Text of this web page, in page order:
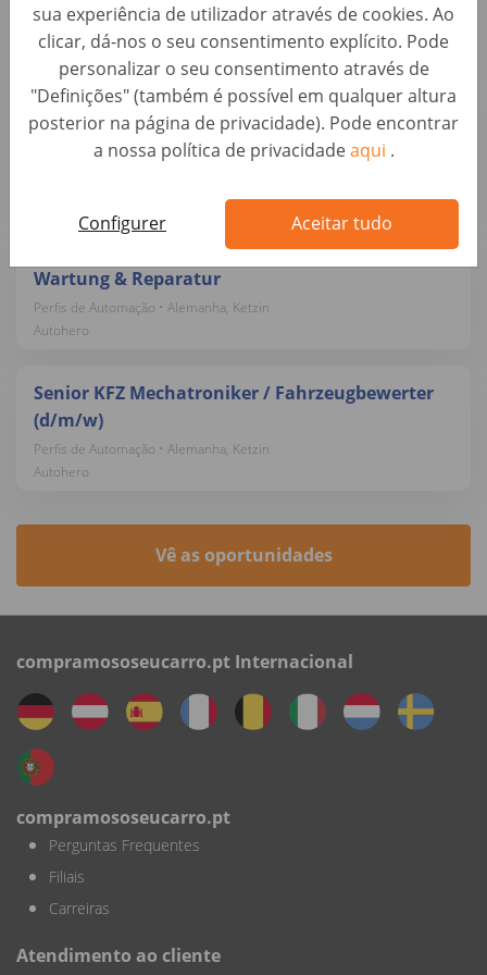
sua experiência de utilizador através de cookies. Ao
clicar, dá-nos o seu consentimento explícito. Pode
personalizar o seu consentimento através de
"Definições" (também é possível em qualquer altura
posterior na página de privacidade). Pode encontrar
a nossa política de privacidadeaqui .
Configurer Aceitar tudo
Perfis de Automação • Alemanha, Ketzin
Autohero
Mobiler KFZ-Trainer / Lackierer / Meister für
Lackiererei (d/m/w)
Perfis de Automação • Alemanha, Berlin
KFZ-Mechatroniker / Meister (m/w/d) – Pkw-
Wartung & Reparatur
Perfis de Automação • Alemanha, Ketzin
Autohero
Senior KFZ Mechatroniker / Fahrzeugbewerter
(d/m/w)
Perfis de Automação • Alemanha, Ketzin
Autohero
Vê as oportunidades
compramososeucarro.pt Internacional
compramososeucarro.pt
Perguntas Frequentes
Filiais
Carreiras
Atendimento ao cliente